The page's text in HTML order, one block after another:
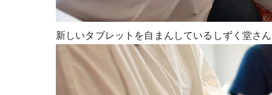
新しいタブレットを自まんしているしずく堂さ